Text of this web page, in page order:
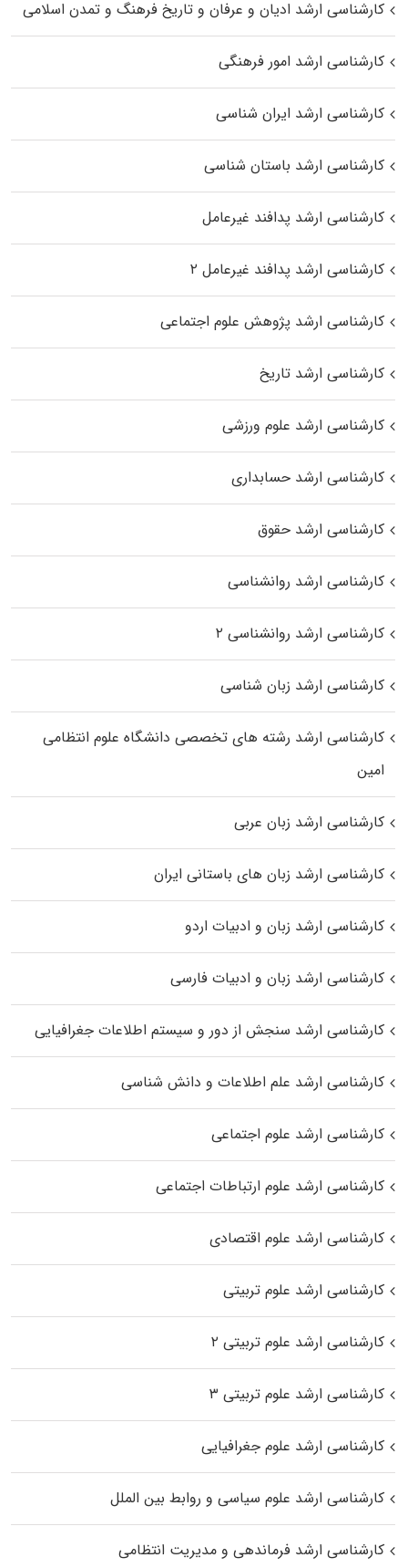
کارشناسی ارشد ادیان و عرفان و تاریخ فرهنگ و تمدن اسلامی
کارشناسی ارشد امور فرهنگی
کارشناسی ارشد ایران شناسی
کارشناسی ارشد باستان شناسی
کارشناسی ارشد پدافند غیرعامل
کارشناسی ارشد پدافند غیرعامل ۲
کارشناسی ارشد پژوهش علوم اجتماعی
کارشناسی ارشد تاریخ
کارشناسی ارشد علوم ورزشی
کارشناسی ارشد حسابداری
کارشناسی ارشد حقوق
کارشناسی ارشد روانشناسی
کارشناسی ارشد روانشناسی ۲
کارشناسی ارشد زبان شناسی
کارشناسی ارشد رﺷﺘﻪ ﻫﺎی تخصصی داﻧﺸﮕﺎه ﻋﻠﻮم انتظامی
اﻣﻴﻦ
کارشناسی ارشد زبان عربی
کارشناسی ارشد زبان‌ های باستانی ایران
کارشناسی ارشد زبان و ادبیات اردو
کارشناسی ارشد زبان و ادبیات فارسی
کارشناسی ارشد سنجش از دور و سیستم اطلاعات جغرافیایی
کارشناسی ارشد علم اطلاعات و دانش شناسی
کارشناسی ارشد علوم اجتماعی
کارشناسی ارشد علوم ارتباطات اجتماعی
کارشناسی ارشد علوم اقتصادی
کارشناسی ارشد علوم تربیتی
کارشناسی ارشد علوم تربیتی ۲
کارشناسی ارشد علوم تربیتی ۳
کارشناسی ارشد علوم جغرافیایی
کارشناسی ارشد علوم سیاسی و روابط بین الملل
کارشناسی ارشد فرماندهی و مدیریت انتظامی